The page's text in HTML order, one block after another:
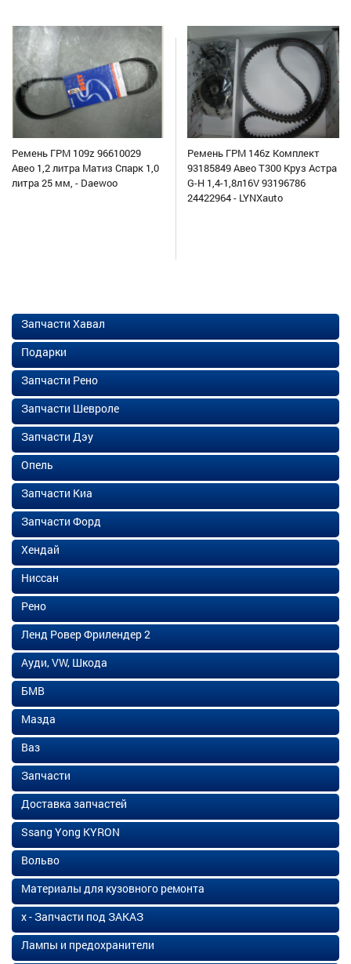
Ремень ГРМ 109z 96610029
Авео 1,2 литра Матиз Спарк 1,0
литра 25 мм, - Daewoo
Ремень ГРМ 146z Комплект
93185849 Авео Т300 Круз Астра
G-H 1,4-1,8л16V 93196786
24422964 - LYNXauto
Запчасти Хавал
Подарки
Запчасти Рено
Запчасти Шевроле
Запчасти Дэу
Опель
Запчасти Киа
Запчасти Форд
Хендай
Ниссан
Рено
Ленд Ровер Фрилендер 2
Ауди, VW, Шкода
БМВ
Мазда
Ваз
Запчасти
Доставка запчастей
Ssang Yong KYRON
Вольво
Материалы для кузовного ремонта
х - Запчасти под ЗАКАЗ
Лампы и предохранители